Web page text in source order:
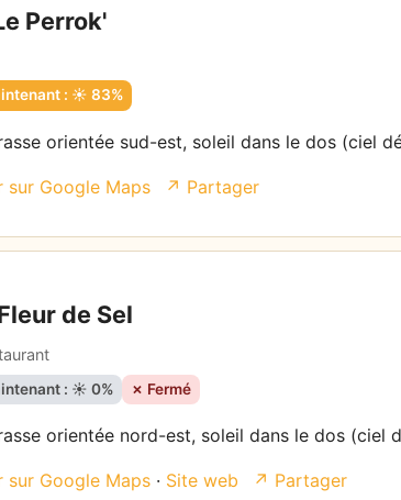
Perrok'
: ☀️ 83%
orientée sud-est, soleil dans le dos (ciel
sur Google Maps ↗ Partager
de Sel
: ☀️ 0% ✗ Fermé
orientée nord-est, soleil dans le dos (ciel
sur Google Maps · Site web ↗ Partager